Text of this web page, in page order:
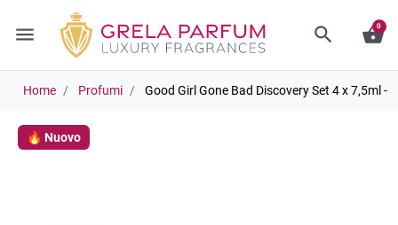
menu search shopping_basket
0
Home Profumi Good Girl Gone Bad Discovery Set 4 x 7,5ml -
🔥 Nuovo